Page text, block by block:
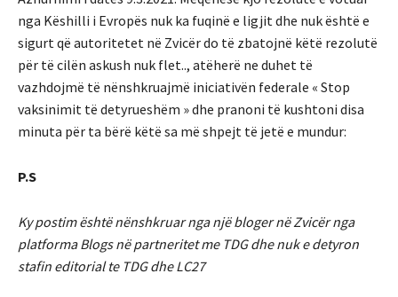
nga Këshilli i Evropës nuk ka fuqinë e ligjit dhe nuk është e
sigurt që autoritetet në Zvicër do të zbatojnë këtë rezolutë
për të cilën askush nuk flet.., atëherë ne duhet të
vazhdojmë të nënshkruajmë iniciativën federale « Stop
vaksinimit të detyrueshëm » dhe pranoni të kushtoni disa
minuta për ta bërë këtë sa më shpejt të jetë e mundur:
P.S
Ky postim është nënshkruar nga një bloger në Zvicër nga
platforma Blogs në partneritet me TDG dhe nuk e detyron
stafin editorial te TDG dhe LC27